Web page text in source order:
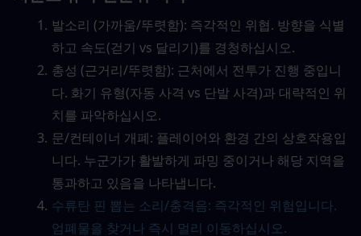
발소리 (가까움/뚜렷함): 즉각적인 위협. 방향을 식별
하고 속도(걷기 vs 달리기)를 경청하십시오.
총성 (근거리/뚜렷함): 근처에서 전투가 진행 중입니
다. 화기 유형(자동 사격 vs 단발 사격)과 대략적인 위
치를 파악하십시오.
문/컨테이너 개폐: 플레이어와 환경 간의 상호작용입
니다. 누군가가 활발하게 파밍 중이거나 해당 지역을
통과하고 있음을 나타냅니다.
수류탄 핀 뽑는 소리/충격음: 즉각적인 위험입니다.
엄폐물을 찾거나 즉시 멀리 이동하십시오.